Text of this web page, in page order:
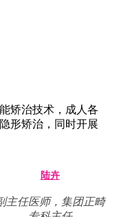
矫治技术，成人各
形矫治，同时开展
陆卉
主任医师，集团正畸